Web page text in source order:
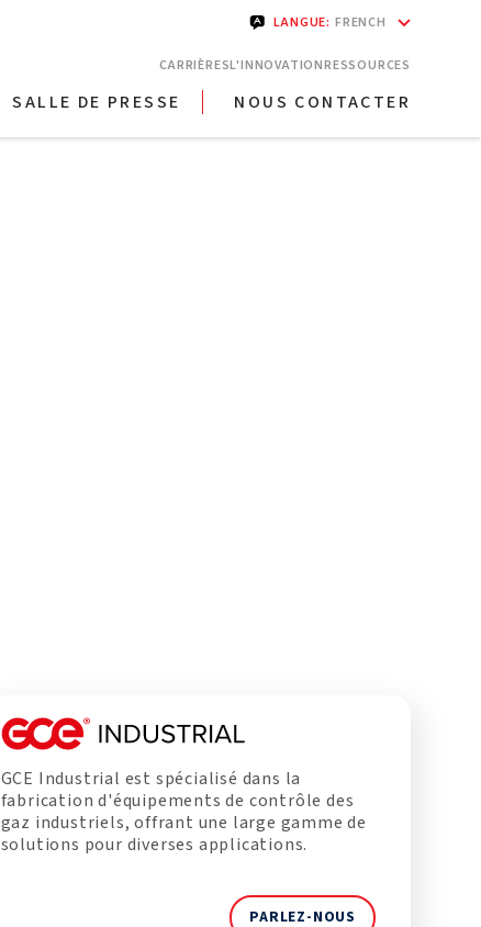
LANGUE: FRENCH
CARRIÈRESL'INNOVATIONRESSOURCES
SALLE DE PRESSE NOUS CONTACTER
GCE Industrial est spécialisé dans la
fabrication d'équipements de contrôle des
gaz industriels, offrant une large gamme de
solutions pour diverses applications.
PARLEZ-NOUS